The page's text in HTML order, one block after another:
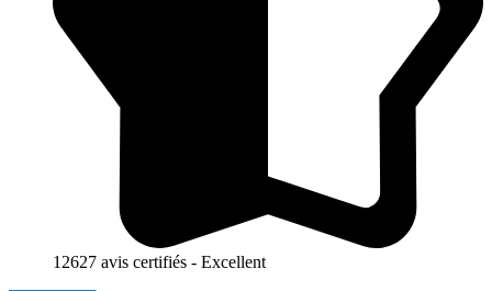
12627 avis certifiés - Excellent